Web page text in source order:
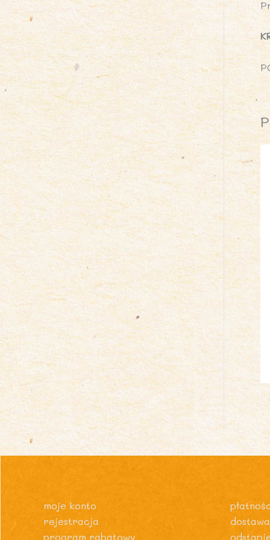
moje konto
rejestracja
program rabatowy
dostawa